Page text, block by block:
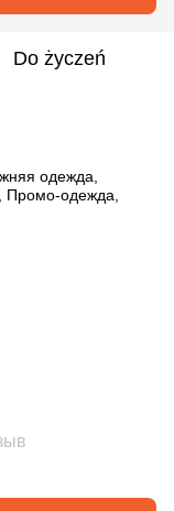
Do życzeń
одежда,
Промо-одежда,